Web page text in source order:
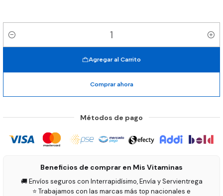
Cantidad
Agregar al Carrito
Comprar ahora
Métodos de pago
Beneficios de comprar en Mis Vitaminas
🚚 Envíos seguros con Interrapidísimo, Envía y Servientrega
⭐ Trabajamos con las marcas más top nacionales e